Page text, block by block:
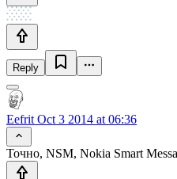
Reply
Eefrit Oct 3 2014 at 06:36
Точно, NSM, Nokia Smart